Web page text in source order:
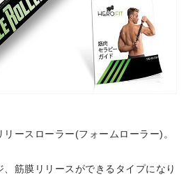
ースローラー(フォームローラー)。
筋膜リリースができるタイプになり